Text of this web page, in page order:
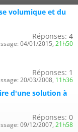
volumique et du
Réponses: 4
04/01/2015, 21h50
Réponses: 1
20/03/2008, 11h36
d'une solution à
Réponses: 0
09/12/2007, 21h58